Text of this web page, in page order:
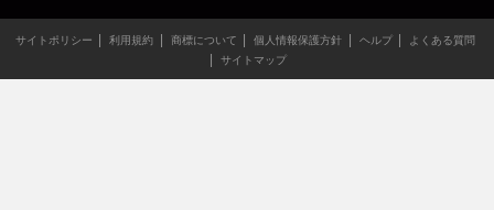
サイトポリシー 利用規約 商標について 個人情報保護方針 ヘルプ
よくある質問
サイトマップ